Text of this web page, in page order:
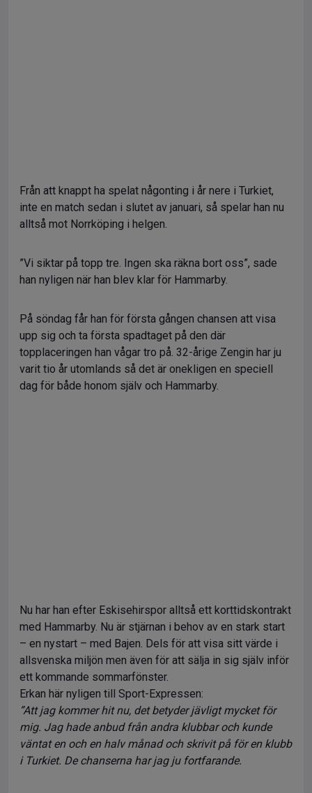
Från att knappt ha spelat någonting i år nere i Turkiet,
inte en match sedan i slutet av januari, så spelar han nu
alltså mot Norrköping i helgen.
”Vi siktar på topp tre. Ingen ska räkna bort oss”, sade
han nyligen när han blev klar för Hammarby.
På söndag får han för första gången chansen att visa
upp sig och ta första spadtaget på den där
topplaceringen han vågar tro på. 32-årige Zengin har ju
varit tio år utomlands så det är onekligen en speciell
dag för både honom själv och Hammarby.
Nu har han efter Eskisehirspor alltså ett korttidskontrakt
med Hammarby. Nu är stjärnan i behov av en stark start
– en nystart – med Bajen. Dels för att visa sitt värde i
allsvenska miljön men även för att sälja in sig själv inför
ett kommande sommarfönster.
Erkan här nyligen till Sport-Expressen:
”Att jag kommer hit nu, det betyder jävligt mycket för
mig. Jag hade anbud från andra klubbar och kunde
väntat en och en halv månad och skrivit på för en klubb
i Turkiet. De chanserna har jag ju fortfarande.